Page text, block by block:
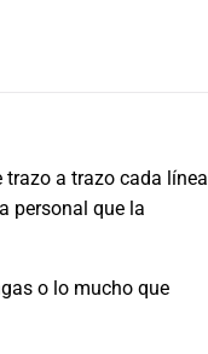
a trazo cada línea
personal que la
o lo mucho que